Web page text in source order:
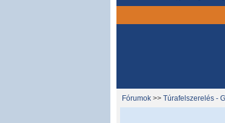
Fórumok >> Túrafelszerelés -